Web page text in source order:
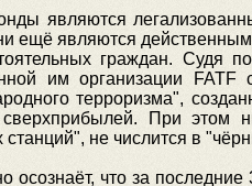
являются
ещё являются
граждан. Судя
им организации
терроризма",
сверхприбылей. При
не числится в
осознаёт, что за